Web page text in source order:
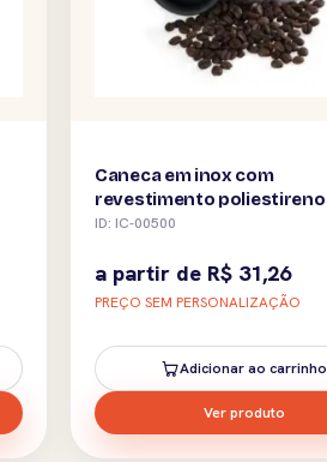
Caneca em inox com
revestimento poliestireno
personalizada
ID: IC-00500
a partir de R$ 31,26
PREÇO SEM PERSONALIZAÇÃO
Adicionar ao carrinho
Ver produto